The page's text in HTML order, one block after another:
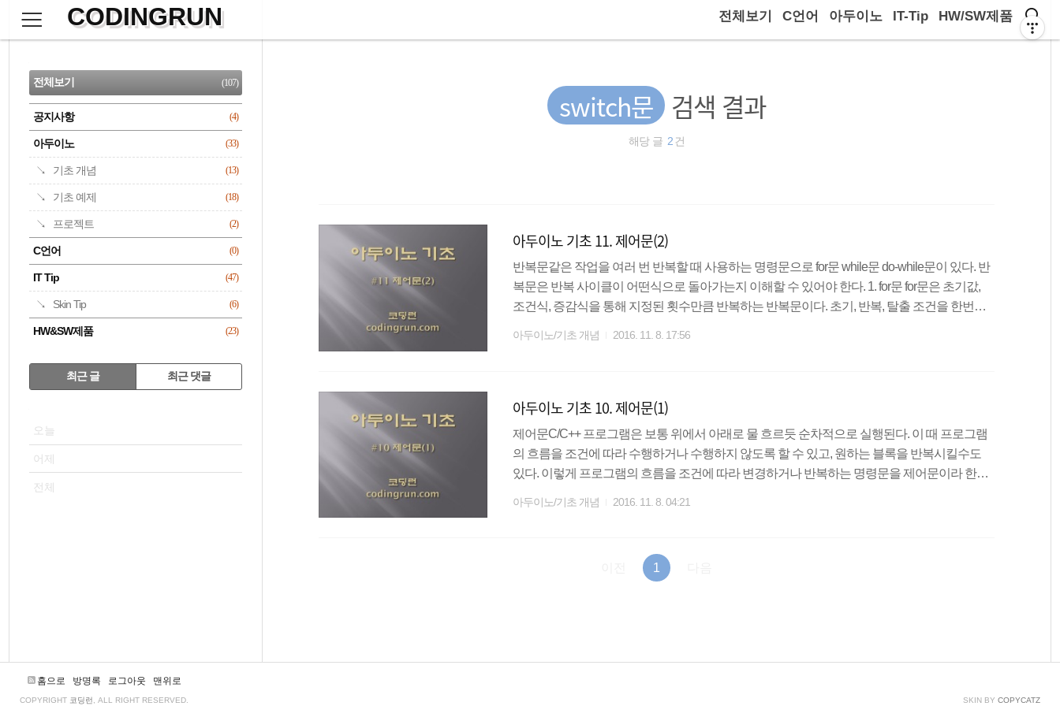
으
CODINGRUN 전체보기 C언어 아두이노 IT-Tip HW/SW제품
switch문 검색 결과
해당 글 2 건
아두이노 기초 11. 제어문(2)
반복문같은 작업을 여러 번 반복할 때 사용하는 명령문으로 for문 while문 do-while문이 있다. 반
복문은 반복 사이클이 어떤식으로 돌아가는지 이해할 수 있어야 한다. 1. for문 for문은 초기값,
조건식, 증감식을 통해 지정된 횟수만큼 반복하는 반복문이다. 초기, 반복, 탈출 조건을 한번에
이용하여 초기값을 증..
아두이노/기초 개념 2016. 11. 8. 17:56
아두이노 기초 10. 제어문(1)
제어문C/C++ 프로그램은 보통 위에서 아래로 물 흐르듯 순차적으로 실행된다. 이 때 프로그램
의 흐름을 조건에 따라 수행하거나 수행하지 않도록 할 수 있고, 원하는 블록을 반복시킬수도
있다. 이렇게 프로그램의 흐름을 조건에 따라 변경하거나 반복하는 명령문을 제어문이라 한다.
있다. 1. 간단한 if문간단한 if문은 ..
아두이노/기초 개념 2016. 11. 8. 04:21
1
CATEGORY
전체보기 (107)
공지사항 (4)
아두이노 (33)
기초 개념 (13)
기초 예제 (18)
프로젝트 (2)
C언어 (0)
IT Tip (47)
Skin Tip (6)
HW&SW제품 (23)
RECENTLY
최근 글 최근 댓글
오늘
어제
전체
홈으로 방명록 로그아웃 맨위로
SKIN BY COPYCATZ
COPYRIGHT 코딩런 , ALL RIGHT RESERVED.
검